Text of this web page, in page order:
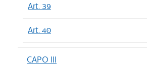
Art. 39
Art. 40
CAPO III